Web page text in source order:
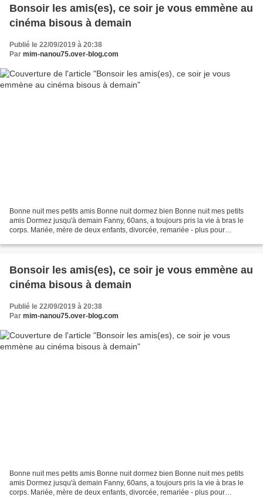
Bonsoir les amis(es), ce soir je vous emmène au
cinéma bisous à demain
Publié le 22/09/2019 à 20:38
Par mim-nanou75.over-blog.com
Bonne nuit mes petits amis Bonne nuit dormez bien Bonne nuit mes petits
amis Dormez jusqu'à demain Fanny, 60ans, a toujours pris la vie à bras le
corps. Mariée, mère de deux enfants, divorcée, remariée - plus pour
Bonsoir les amis(es), ce soir je vous emmène au
cinéma bisous à demain
Publié le 22/09/2019 à 20:38
Par mim-nanou75.over-blog.com
Bonne nuit mes petits amis Bonne nuit dormez bien Bonne nuit mes petits
amis Dormez jusqu'à demain Fanny, 60ans, a toujours pris la vie à bras le
corps. Mariée, mère de deux enfants, divorcée, remariée - plus pour